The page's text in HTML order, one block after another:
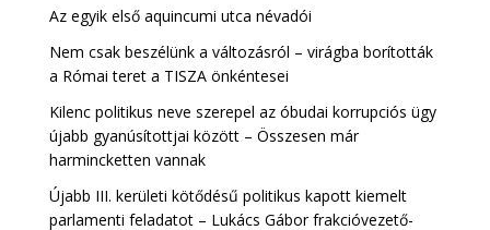
Az egyik első aquincumi utca névadói
Nem csak beszélünk a változásról – virágba borították
a Római teret a TISZA önkéntesei
Kilenc politikus neve szerepel az óbudai korrupciós ügy
újabb gyanúsítottjai között – Összesen már
harmincketten vannak
Újabb III. kerületi kötődésű politikus kapott kiemelt
parlamenti feladatot – Lukács Gábor frakcióvezető-